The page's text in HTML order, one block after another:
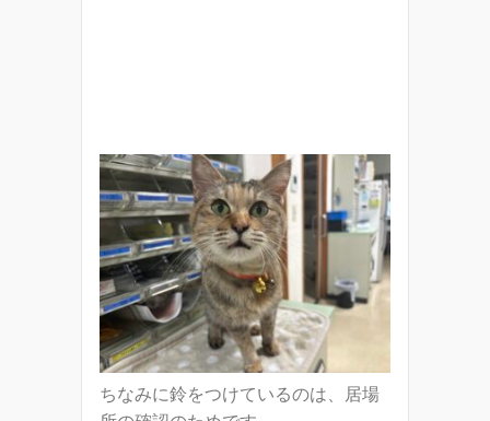
ちなみに鈴をつけているのは、居場